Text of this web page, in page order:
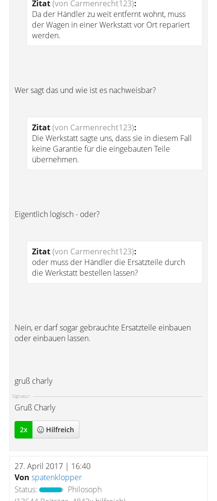
Zitat(von Carmenrecht123):
Da der Händler zu weit entfernt wohnt, muss
der Wagen in einer Werkstatt vor Ort repariert
werden.
Wer sagt das und wie ist es nachweisbar?
Zitat(von Carmenrecht123):
Die Werkstatt sagte uns, dass sie in diesem Fall
keine Garantie für die eingebauten Teile
übernehmen.
Eigentlich logisch - oder?
Zitat(von Carmenrecht123):
oder muss der Händler die Ersatzteile durch
die Werkstatt bestellen lassen?
Nein, er darf sogar gebrauchte Ersatzteile einbauen
oder einbauen lassen.
gruß charly
Signatur:
Gruß Charly
2x Hilfreich
27. April 2017 | 16:40
Von spatenklopper
Status:
Philosoph